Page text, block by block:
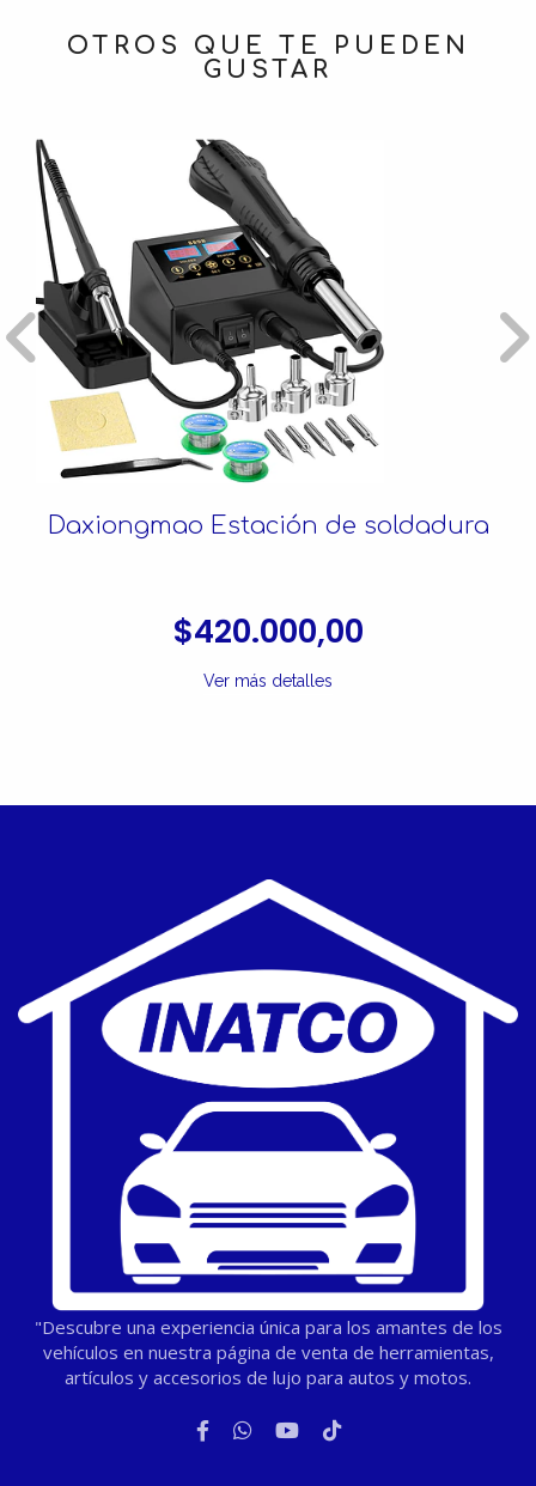
OTROS QUE TE PUEDEN
GUSTAR
Daxiongmao Estación de soldadura
$420.000,00
Ver más detalles
"Descubre una experiencia única para los amantes de los
vehículos en nuestra página de venta de herramientas,
artículos y accesorios de lujo para autos y motos.